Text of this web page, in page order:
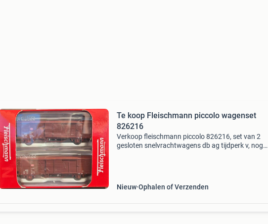
Te koop Fleischmann piccolo wagenset
826216
Verkoop fleischmann piccolo 826216, set van 2
gesloten snelvrachtwagens db ag tijdperk v, nog
Nieuw Ophalen of Verzenden